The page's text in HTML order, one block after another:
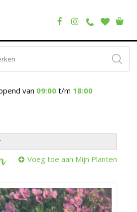
van 09:00 t/m 18:00
Voeg toe aan Mijn Planten